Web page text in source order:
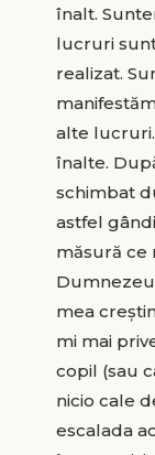
înalt.
lucruri
realizat.
alte
înalte.
schimbat
astfel
măsură ce
mea
mi mai
copil (sau
nicio cale
escalada